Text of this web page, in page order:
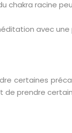
chakra racine
avec
certaines
de prendre